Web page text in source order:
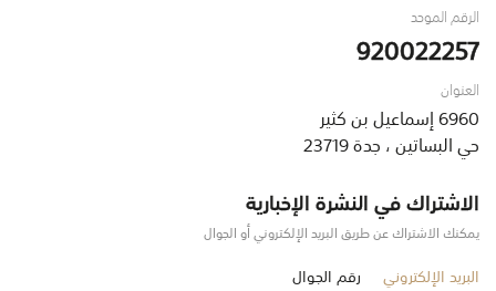
الرقم الموحد
920022257
العنوان
6960 إسماعيل بن كثير
حي البساتين ، جدة 23719
الاشتراك في النشرة الإخبارية
يمكنك الاشتراك عن طريق البريد الإلكتروني أو الجوال
البريد الإلكتروني رقم الجوال